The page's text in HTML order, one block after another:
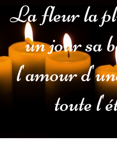
La fleur la
un jour sa
l'amour
toute